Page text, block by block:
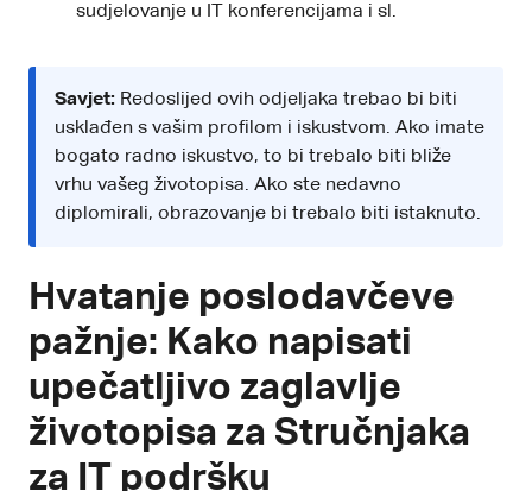
sudjelovanje u IT konferencijama i sl.
Savjet: Redoslijed ovih odjeljaka trebao bi biti
usklađen s vašim profilom i iskustvom. Ako imate
bogato radno iskustvo, to bi trebalo biti bliže
vrhu vašeg životopisa. Ako ste nedavno
diplomirali, obrazovanje bi trebalo biti istaknuto.
Hvatanje poslodavčeve
pažnje: Kako napisati
upečatljivo zaglavlje
životopisa za Stručnjaka
za IT podršku